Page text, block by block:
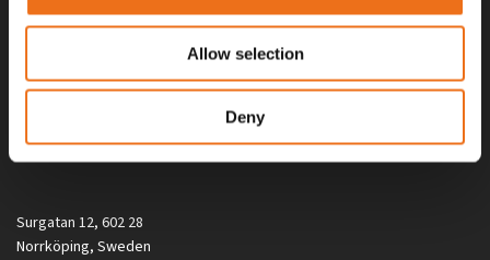
Allow selection
Deny
Alla priser på tillbehör och tillval gäller vid köp av ny maskin. Priserna
gäller inte vid köp av enskild produkt, till exempel
Surgatan 12, 602 28
Norrköping, Sweden